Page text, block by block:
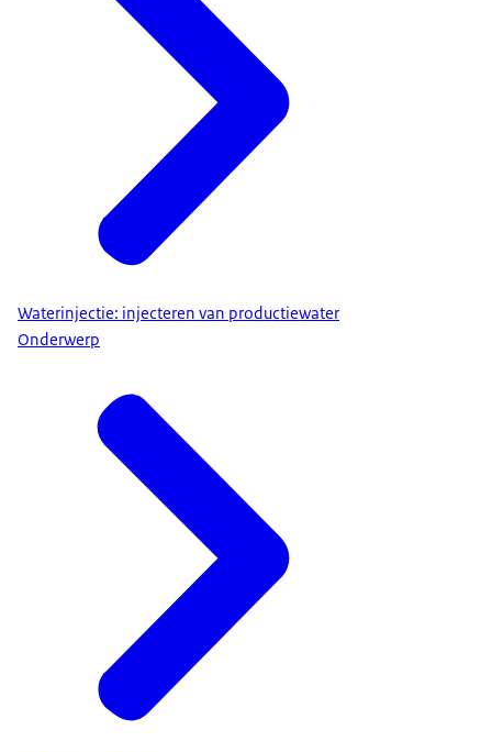
Waterinjectie: injecteren van productiewater
Onderwerp